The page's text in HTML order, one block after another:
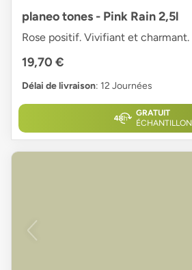
planeo tones - Pink Rain 2,5l
Rose positif. Vivifiant et charmant.
19,70 €
Délai de livraison: 12 Journées
GRATUIT
ÉCHANTILLON